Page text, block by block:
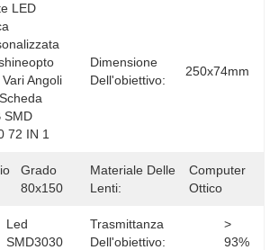
LED
Angoli
SMD
72 IN 1
Dimensione
Dell'obiettivo:
250x74mm
Grado
80x150
Materiale Delle
Lenti:
Computer
Ottico
Led
SMD3030
Trasmittanza
Dell'obiettivo:
>
93%